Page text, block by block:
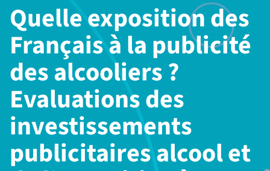
Quelle exposition des
Français à la publicité
des alcooliers ?
Evaluations des
investissements
publicitaires alcool et